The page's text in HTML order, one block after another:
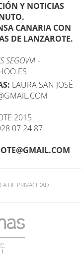
Y NOTICIAS
CANARIA CON
DE LANZAROTE.
SEGOVIA -
LAURA SAN JOSÉ
2015
07 24 87
DE PRIVACIDAD